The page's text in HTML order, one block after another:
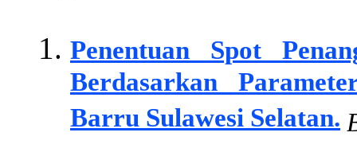
Penentuan Spot
Berdasarkan
Barru Sulawesi Selatan.